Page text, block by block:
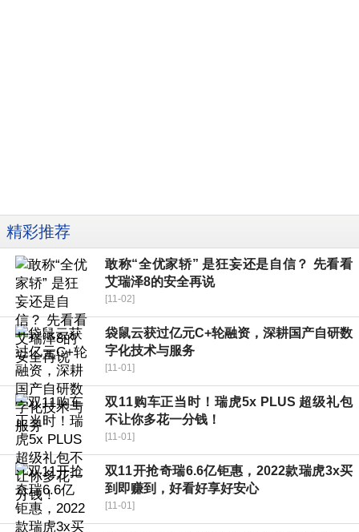
精彩推荐
敢称“全优家轿” 是狂妄还是自信？ 先看看
艾瑞泽8的安全再说
[11-02]
袋鼠云获过亿元C+轮融资，深耕国产自研数
字化技术与服务
[11-01]
双11购车正当时！瑞虎5x PLUS 超级礼包
不让你多花一分钱！
[11-01]
双11开抢奇瑞6.6亿钜惠，2022款瑞虎3x买
到即赚到，好看好享好安心
[11-01]